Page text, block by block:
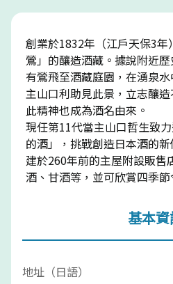
創業於1832年（江戶天保3年
鶯」的釀造酒藏。據說附近
有鶯飛至酒藏庭園，在湧泉
主山口利助見此景，立志釀
此精神也成為酒名由來。
現任第11代當主山口哲生致
的酒」，挑戰創造日本酒的新
建於260年前的主屋附設販售
酒、甘酒等，並可欣賞四季節
基本
地址（日語）